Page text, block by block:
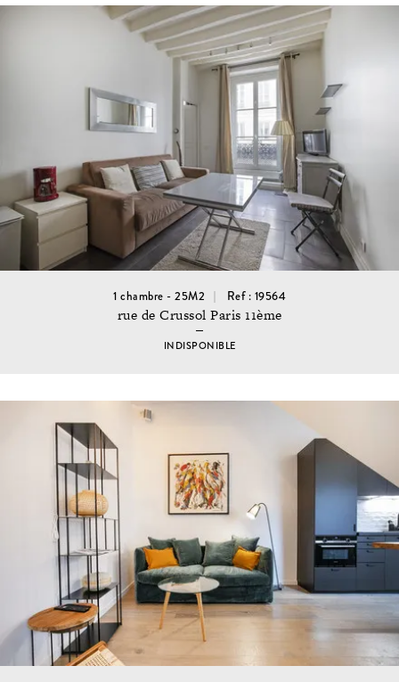
1 chambre - 25M2 Ref : 19564
rue de Crussol Paris 11ème
INDISPONIBLE